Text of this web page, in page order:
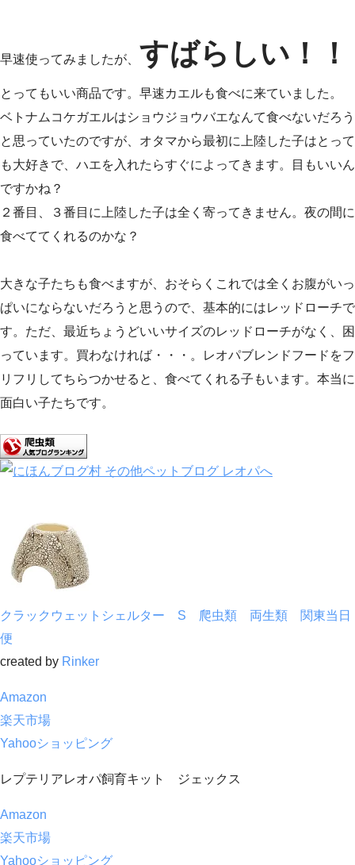
早速使ってみましたが、 すばらしい！！
とってもいい商品です。早速カエルも食べに来ていました。
ベトナムコケガエルはショウジョウバエなんて食べないだろう
と思っていたのですが、オタマから最初に上陸した子はとって
も大好きで、ハエを入れたらすぐによってきます。目もいいん
ですかね？
２番目、３番目に上陸した子は全く寄ってきません。夜の間に
食べててくれるのかな？
大きな子たちも食べますが、おそらくこれでは全くお腹がいっ
ぱいにならないだろうと思うので、基本的にはレッドローチで
す。ただ、最近ちょうどいいサイズのレッドローチがなく、困
っています。買わなければ・・・。レオパブレンドフードをフ
リフリしてちらつかせると、食べてくれる子もいます。本当に
面白い子たちです。
クラックウェットシェルター S 爬虫類 両生類 関東当日
便
created by Rinker
Amazon
楽天市場
Yahooショッピング
レプテリアレオパ飼育キット ジェックス
Amazon
楽天市場
Yahooショッピング